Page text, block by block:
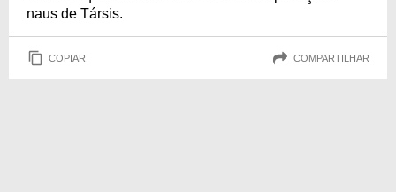
naus de Társis.
COPIAR COMPARTILHAR